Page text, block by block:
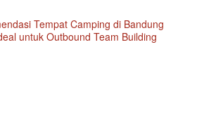
Tempat Camping di Bandung
untuk Outbound Team Building